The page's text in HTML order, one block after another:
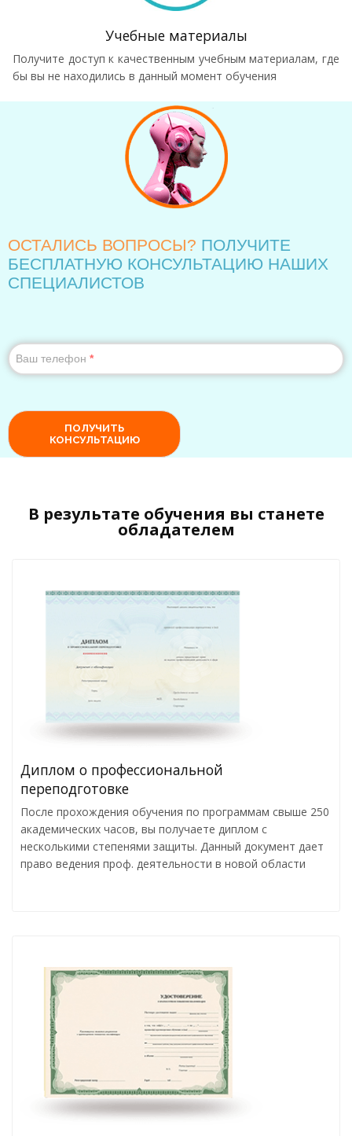
Учебные материалы
Получите доступ к качественным учебным материалам, где
бы вы не находились в данный момент обучения
В результате обучения вы станете
обладателем
Диплом о профессиональной
переподготовке
После прохождения обучения по программам свыше 250
академических часов, вы получаете диплом с
несколькими степенями защиты. Данный документ дает
право ведения проф. деятельности в новой области